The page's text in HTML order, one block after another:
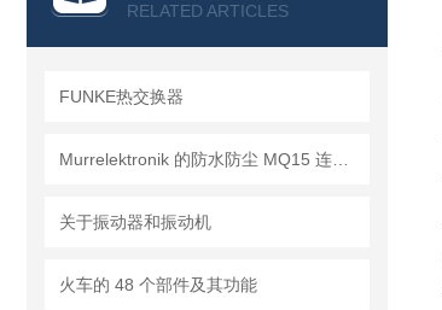
RELATED ARTICLES
FUNKE热交换器
关于振动器和振动机
火车的 48 个部件及其功能